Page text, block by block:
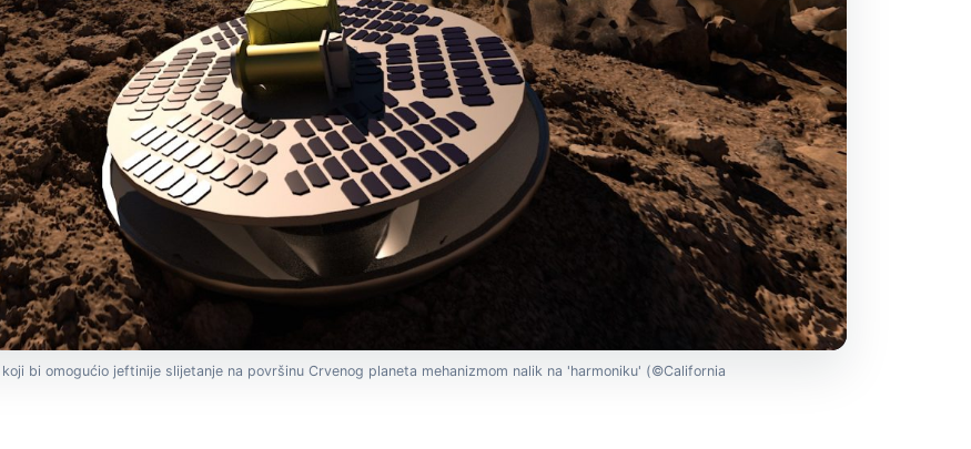
bi omogućio jeftinije slijetanje na površinu Crvenog planeta mehanizmom nalik na 'harmoniku' (©California